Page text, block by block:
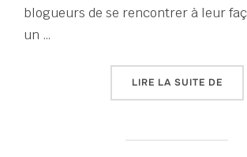
blogueurs de se rencontrer à leur
un …
LIRE LA SUITE DE«